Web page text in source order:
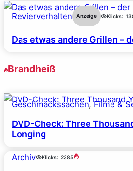
Revierverhalten Anzeige Klicks:
Das etwas andere Grillen –
Brandheiß
Geschmackssachen, Filme &
DVD-Check: Three
Longing
Archiv Klicks: 2385